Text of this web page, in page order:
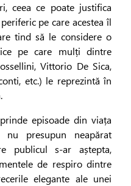
ceea ce poate justifica
pe care acestea îl
tind să le considere o
pe care mulți dintre
Vittorio De Sica,
etc.) le reprezintă în
episoade din viața
presupun neapărat
publicul s-ar aștepta,
de respiro dintre
elegante ale unei